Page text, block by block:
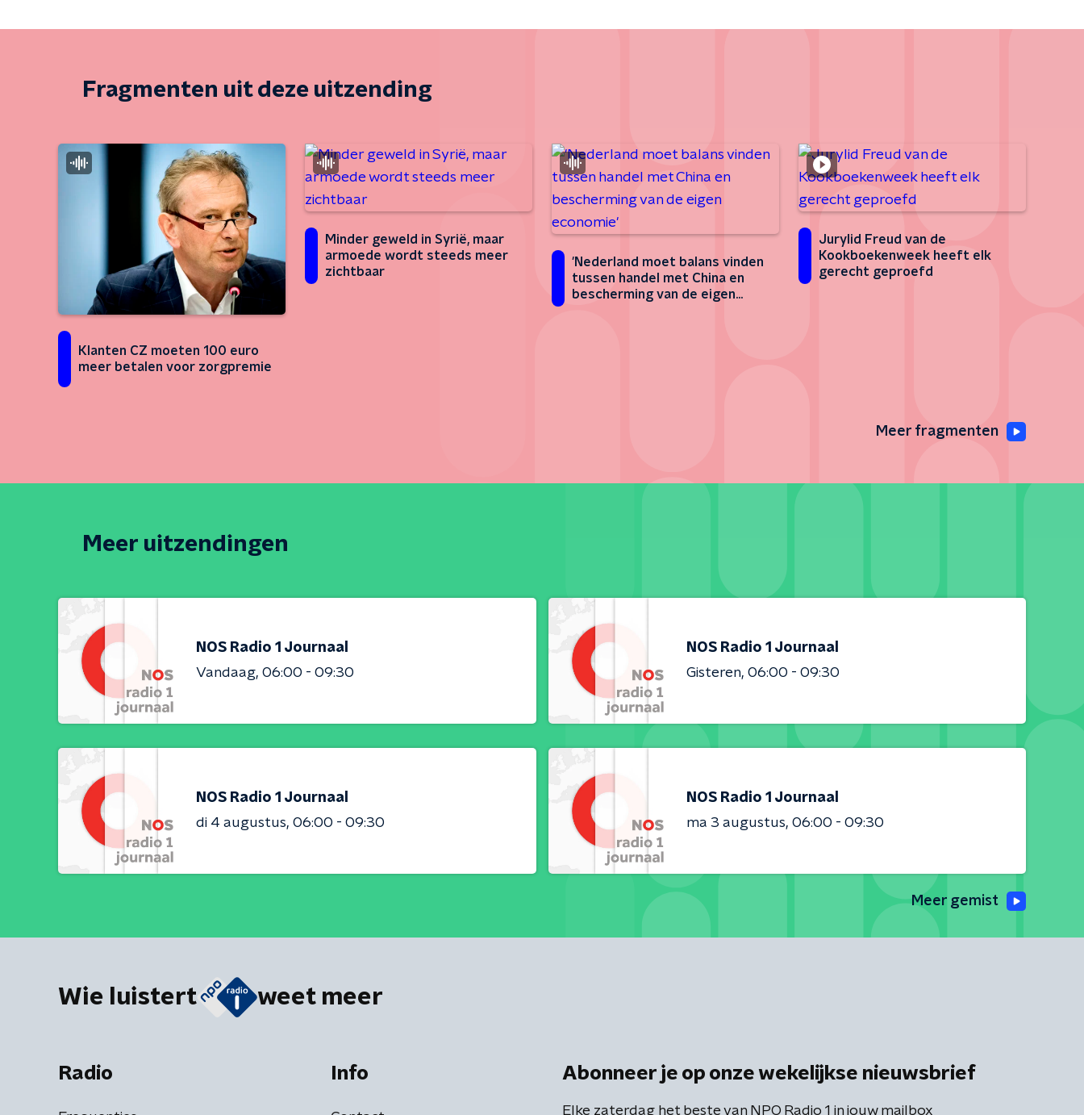
Fragmenten uit deze uitzending
Klanten CZ moeten 100 euro
meer betalen voor zorgpremie
Minder geweld in Syrië, maar
armoede wordt steeds meer
zichtbaar
'Nederland moet balans vinden
tussen handel met China en
bescherming van de eigen
Jurylid Freud van de
Kookboekenweek heeft elk
gerecht geproefd
Meer fragmenten
Meer uitzendingen
NOS Radio 1 Journaal
Vandaag 06:00 - 09:30
NOS Radio 1 Journaal
Gisteren 06:00 - 09:30
NOS Radio 1 Journaal
di 4 augustus 06:00 - 09:30
NOS Radio 1 Journaal
ma 3 augustus 06:00 - 09:30
Meer gemist
Wie luistert weet meer
Radio Info Abonneer je op onze wekelijkse nieuwsbrief
Elke zaterdag het beste van NPO Radio 1 in jouw mailbox